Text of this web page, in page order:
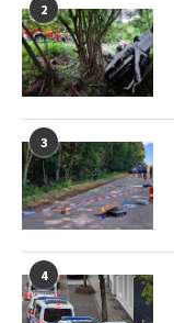
2
3
4